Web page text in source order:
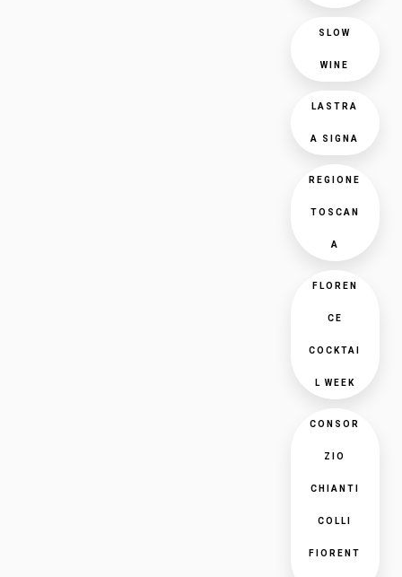
SLOW
WINE
LASTRA
A SIGNA
REGIONE
TOSCAN
A
FLOREN
CE
COCKTAI
L WEEK
CONSOR
ZIO
CHIANTI
COLLI
FIORENT